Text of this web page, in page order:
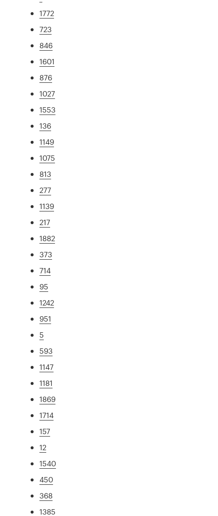
1772
723
846
1601
876
1027
1553
136
1149
1075
813
277
1139
217
1882
373
714
95
1242
951
5
593
1147
1181
1869
1714
157
12
1540
450
368
1385